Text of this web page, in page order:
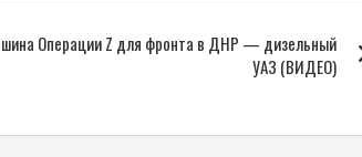
Операции Z для фронта в ДНР — дизельный
УАЗ (ВИДЕО)